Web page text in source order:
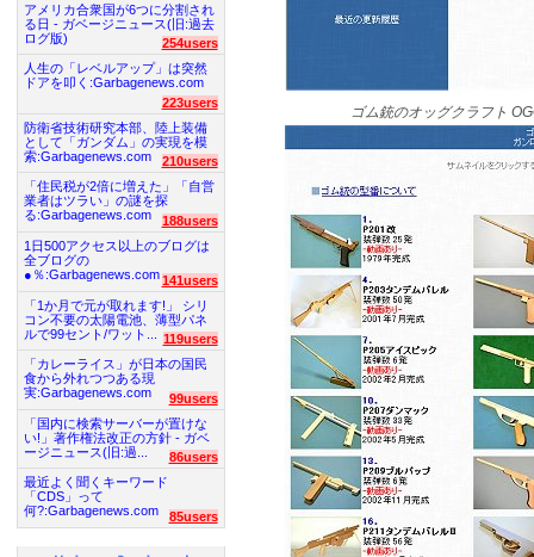
ゴム銃のオッグクラフト
アメリカ合衆国が6つに分割され
る日 - ガベージニュース(旧:過去
ログ版)
254users
人生の「レベルアップ」は突然
ドアを叩く:Garbagenews.com
223users
防衛省技術研究本部、陸上装備
として「ガンダム」の実現を模
索:Garbagenews.com
210users
「住民税が2倍に増えた」「自営
業者はツラい」の謎を探
る:Garbagenews.com
188users
1日500アクセス以上のブログは
全ブログの
●％:Garbagenews.com 141users
「1か月で元が取れます!」 シリ
コン不要の太陽電池、薄型パネ
ルで99セント/ワット...
119users
「カレーライス」が日本の国民
食から外れつつある現
実:Garbagenews.com
99users
「国内に検索サーバーが置けな
い!」著作権法改正の方針 - ガベ
ージニュース(旧:過...
86users
最近よく聞くキーワード
「CDS」って
何?:Garbagenews.com
85users